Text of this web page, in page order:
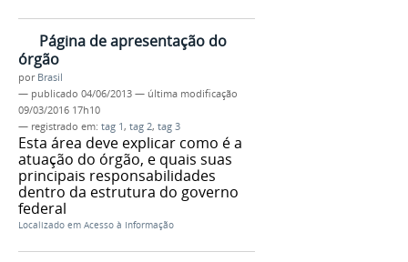
Página de apresentação do
órgão
por Brasil
— publicado 04/06/2013 — última modificação
09/03/2016 17h10
— registrado em: tag 1, tag 2, tag 3
Esta área deve explicar como é a
atuação do órgão, e quais suas
principais responsabilidades
dentro da estrutura do governo
federal
Localizado em Acesso à Informação